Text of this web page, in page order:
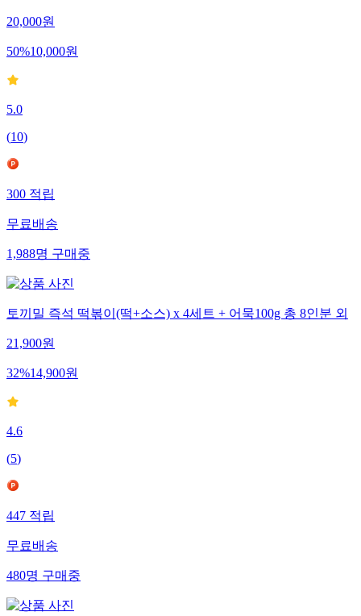
20,000원
50%10,000원
5.0
(10)
300 적립
무료배송
1,988명 구매중
토끼밀 즉석 떡볶이(떡+소스) x 4세트 + 어묵100g 총 8인분 외
21,900원
32%14,900원
4.6
(5)
447 적립
무료배송
480명 구매중